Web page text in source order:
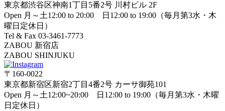
東京都渋谷区神南1丁目5番2号 川村ビル 2F
Open 月～土12:00 to 20:00 日12:00 to 19:00（毎月第3水・木
曜日定休日）
Tel & Fax 03-3461-7773
ZABOU 新宿店
ZABOU SHINJUKU
〒160-0022
東京都新宿区新宿2丁目4番2号 カーサ御苑101
Open 月～土12:00~20:00 日12:00 to 19:00（毎月第3水・木曜
日定休日）